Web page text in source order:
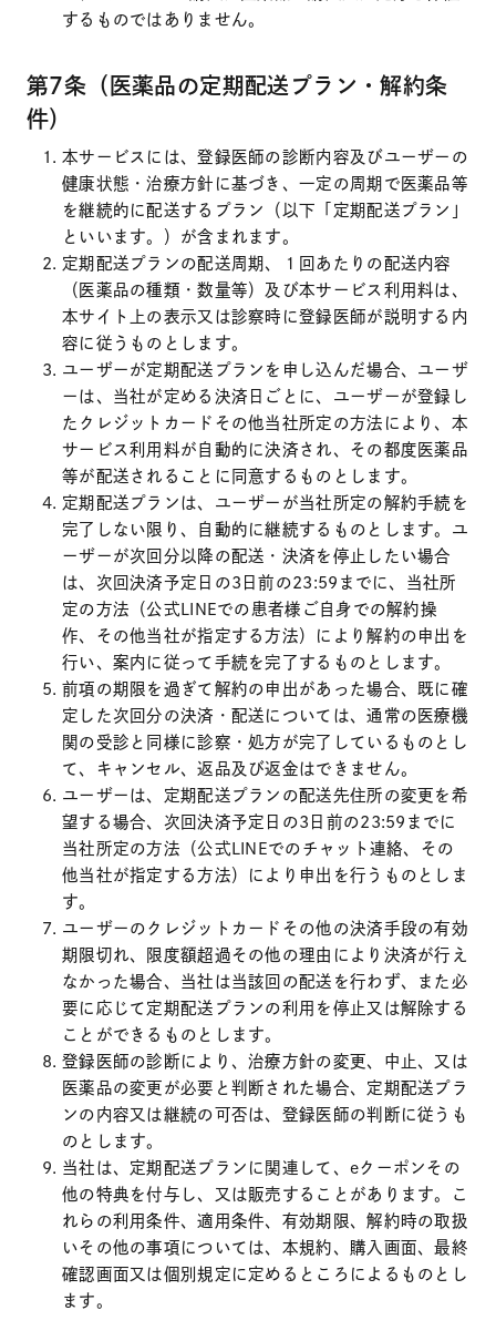
するものではありません。
第7条（ 医薬品の定期配送プラン・解約条
件）
本サービスには、登録医師の診断内容及びユーザーの
健康状態・治療方針に基づき、一定の周期で医薬品等
を継続的に配送するプラン（以下「定期配送プラン」
といいます。）が含まれます。
定期配送プランの配送周期、１回あたりの配送内容
（医薬品の種類・数量等）及び本サービス利用料は、
本サイト上の表示又は診察時に登録医師が説明する内
容に従うものとします。
ユーザーが定期配送プランを申し込んだ場合、ユーザ
ーは、当社が定める決済日ごとに、ユーザーが登録し
たクレジットカードその他当社所定の方法により、本
サービス利用料が自動的に決済され、その都度医薬品
等が配送されることに同意するものとします。
定期配送プランは、ユーザーが当社所定の解約手続を
完了しない限り、自動的に継続するものとします。ユ
ーザーが次回分以降の配送・決済を停止したい場合
は、次回決済予定日の3日前の23:59までに、当社所
定の方法（公式LINEでの患者様ご自身での解約操
作、その他当社が指定する方法）により解約の申出を
行い、案内に従って手続を完了するものとします。
前項の期限を過ぎて解約の申出があった場合、既に確
定した次回分の決済・配送については、通常の医療機
関の受診と同様に診察・処方が完了しているものとし
て、キャンセル、返品及び返金はできません。
ユーザーは、定期配送プランの配送先住所の変更を希
望する場合、次回決済予定日の3日前の23:59までに
当社所定の方法（公式LINEでのチャット連絡、その
他当社が指定する方法）により申出を行うものとしま
す。
ユーザーのクレジットカードその他の決済手段の有効
期限切れ、限度額超過その他の理由により決済が行え
なかった場合、当社は当該回の配送を行わず、また必
要に応じて定期配送プランの利用を停止又は解除する
ことができるものとします。
登録医師の診断により、治療方針の変更、中止、又は
医薬品の変更が必要と判断された場合、定期配送プラ
ンの内容又は継続の可否は、登録医師の判断に従うも
のとします。
当社は、定期配送プランに関連して、eクーポンその
他の特典を付与し、又は販売することがあります。こ
れらの利用条件、適用条件、有効期限、解約時の取扱
いその他の事項については、本規約、購入画面、最終
確認画面又は個別規定に定めるところによるものとし
ます。